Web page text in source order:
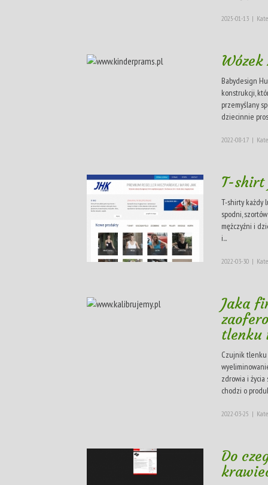
2025-01-13 |
Babydesign
konstrukcji,
przemyślany
dziecinnie
2022-08-17 |
T-shirt
T-shirty każdy
spodni,
mężczyźni i
i...
2022-03-30 |
Jaka
tlenku
Czujnik tlenku
zdrowia i
chodzi o
2022-03-25 |
Do